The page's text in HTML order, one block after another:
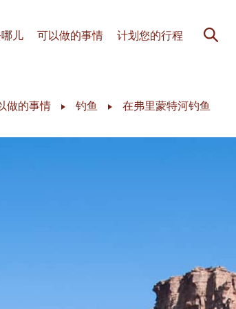
儿 可以做的事情 计划您的行程 网站
做的事情 钓鱼 在弗里蒙特河钓鱼